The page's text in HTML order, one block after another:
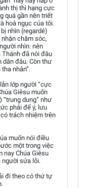
thị thì hạng cực
quá gần nên triết
hoả ngục của tôi.
nhìn (regardé)
chăm sóc,
nhìn: nên
Thánh đã nói đâu
dân đâu. Còn thư
nhân”.
lớp người “cực
Giêsu muốn
“trung dung” như
phải để ý, lưu
trách nhiệm trên
muốn nói điều
một trong việc
nay Chúa Giêsu
người sửa lỗi.
đi theo có thứ tự